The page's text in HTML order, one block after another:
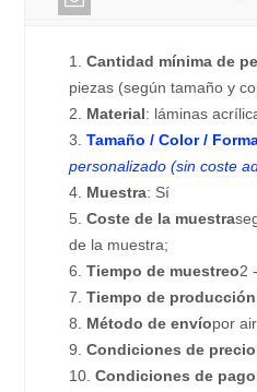
1.Cantidad mínima de
piezas (según tamaño y
2. Material: láminas
3.Tamaño / Color /
personalizado (sin coste
4. Muestra: Sí
5.Coste de la muestra
de la muestra;
6.Tiempo de muestreo2
7.Tiempo de producción
8. Método de envíopor
9.Condiciones de precio
10.Condiciones de pago